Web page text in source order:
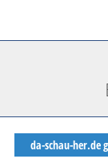
da-schau-her.de